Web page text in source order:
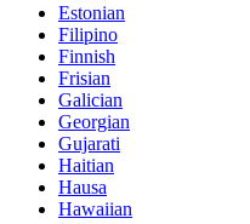
Estonian
Filipino
Finnish
Frisian
Galician
Georgian
Gujarati
Haitian
Hausa
Hawaiian